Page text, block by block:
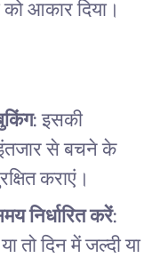
आकार दिया।
इसकी
से बचने के
कराएं।
निर्धारित करें:
तो दिन में जल्दी या